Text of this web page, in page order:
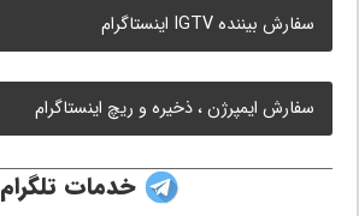
سفارش بیننده IGTV اینستاگرام
سفارش ایمپرژن ، ذخیره و ریچ اینستاگرام
خدمات تلگرام